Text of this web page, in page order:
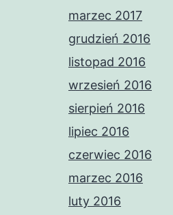
marzec 2017
grudzień 2016
listopad 2016
wrzesień 2016
sierpień 2016
lipiec 2016
czerwiec 2016
marzec 2016
luty 2016